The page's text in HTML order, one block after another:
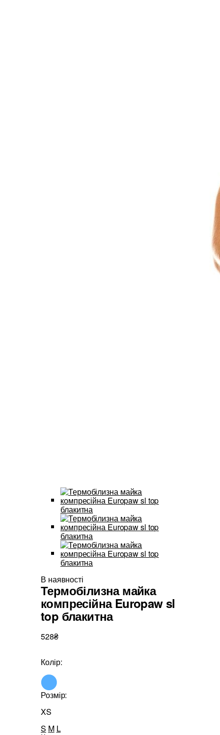
В наявності
Термобілизна майка
компресійна Europaw sl
top блакитна
528₴
Колір:
Розмір:
XS
S M L